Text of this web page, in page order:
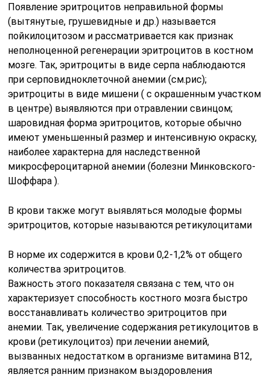
Появление эритроцитов неправильной формы
(вытянутые, грушевидные и др.) называется
пойкилоцитозом и рассматривается как признак
неполноценной регенерации эритроцитов в костном
мозге. Так, эритроциты в виде серпа наблюдаются
при серповидноклеточной анемии (см.рис);
эритроциты в виде мишени ( с окрашенным участком
в центре) выявляются при отравлении свинцом;
шаровидная форма эритроцитов, которые обычно
имеют уменьшенный размер и интенсивную окраску,
наиболее характерна для наследственной
микросфероцитарной анемии (болезни Минковского-
Шоффара ).
В крови также могут выявляться молодые формы
эритроцитов, которые называются ретикулоцитами
В норме их содержится в крови 0,2-1,2% от общего
количества эритроцитов.
Важность этого показателя связана с тем, что он
характеризует способность костного мозга быстро
восстанавливать количество эритроцитов при
анемии. Так, увеличение содержания ретикулоцитов в
крови (ретикулоцитоз) при лечении анемий,
вызванных недостатком в организме витамина В12,
является ранним признаком выздоровления